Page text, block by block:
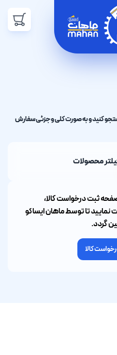
کنید و به صورت کلی و جزئی سفارش
محصولات
ثبت درخواست کالا،
نمایید تا توسط ماهان ایساکو
گردد.
کالا